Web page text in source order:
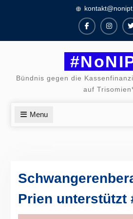
Facebook
Bündnis gegen die
auf
Menu
Prien unterstützt